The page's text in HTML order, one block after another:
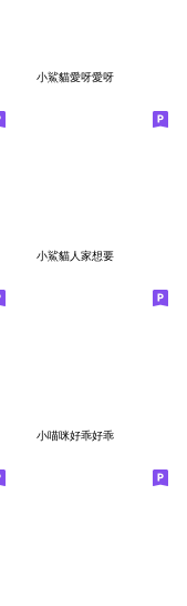
小鯊貓愛呀愛呀
小鯊貓人家想要
小喵咪好乖好乖